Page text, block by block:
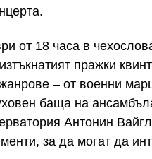
от 18 часа в
пражки
– от военни
баща на
Антонин
за да могат да